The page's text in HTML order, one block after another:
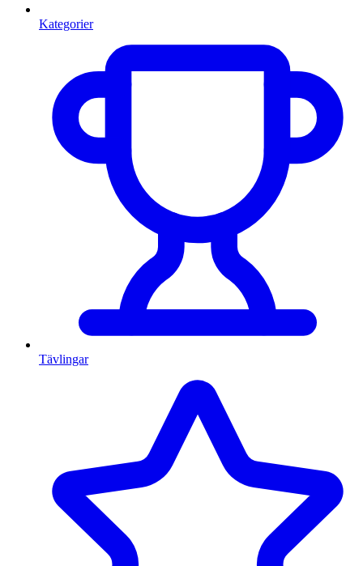
Kategorier
Tävlingar